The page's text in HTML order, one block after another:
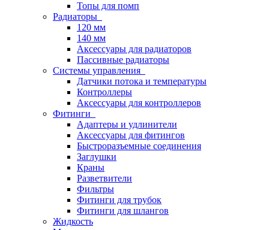
Топы для помп
Радиаторы
120 мм
140 мм
Аксессуары для радиаторов
Пассивные радиаторы
Системы управления
Датчики потока и температуры
Контроллеры
Аксессуары для контроллеров
Фитинги
Адаптеры и удлинители
Аксессуары для фитингов
Быстроразъемные соединения
Заглушки
Краны
Разветвители
Фильтры
Фитинги для трубок
Фитинги для шлангов
Жидкость